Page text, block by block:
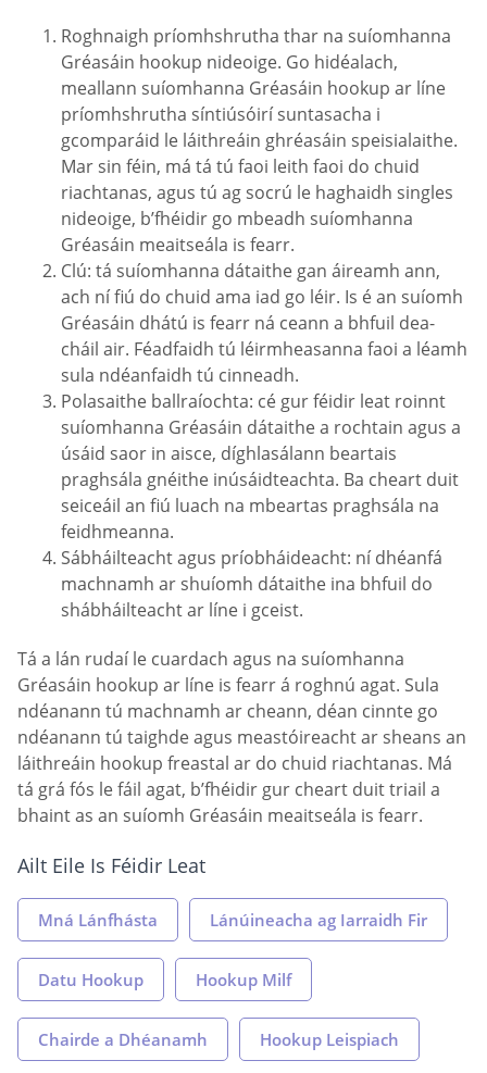
Roghnaigh príomhshrutha thar na suíomhanna
Gréasáin hookup nideoige. Go hidéalach,
meallann suíomhanna Gréasáin hookup ar líne
príomhshrutha síntiúsóirí suntasacha i
gcomparáid le láithreáin ghréasáin speisialaithe.
Mar sin féin, má tá tú faoi leith faoi do chuid
riachtanas, agus tú ag socrú le haghaidh singles
nideoige, b’fhéidir go mbeadh suíomhanna
Gréasáin meaitseála is fearr.
Clú: tá suíomhanna dátaithe gan áireamh ann,
ach ní fiú do chuid ama iad go léir. Is é an suíomh
Gréasáin dhátú is fearr ná ceann a bhfuil dea-
cháil air. Féadfaidh tú léirmheasanna faoi a léamh
sula ndéanfaidh tú cinneadh.
Polasaithe ballraíochta: cé gur féidir leat roinnt
suíomhanna Gréasáin dátaithe a rochtain agus a
úsáid saor in aisce, díghlasálann beartais
praghsála gnéithe inúsáidteachta. Ba cheart duit
seiceáil an fiú luach na mbeartas praghsála na
feidhmeanna.
Sábháilteacht agus príobháideacht: ní dhéanfá
machnamh ar shuíomh dátaithe ina bhfuil do
shábháilteacht ar líne i gceist.
Tá a lán rudaí le cuardach agus na suíomhanna
Gréasáin hookup ar líne is fearr á roghnú agat. Sula
ndéanann tú machnamh ar cheann, déan cinnte go
ndéanann tú taighde agus meastóireacht ar sheans an
láithreáin hookup freastal ar do chuid riachtanas. Má
tá grá fós le fáil agat, b’fhéidir gur cheart duit triail a
bhaint as an suíomh Gréasáin meaitseála is fearr.
Ailt Eile Is Féidir Leat
Mná Lánfhásta Lánúineacha ag Iarraidh Fir
Datu Hookup Hookup Milf
Chairde a Dhéanamh Hookup Leispiach